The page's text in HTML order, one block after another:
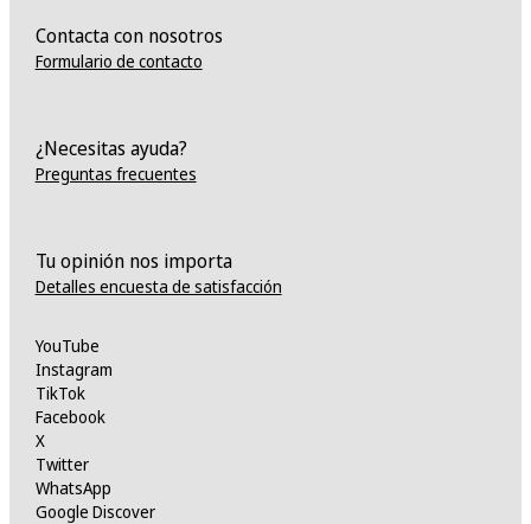
Contacta con nosotros
Formulario de contacto
¿Necesitas ayuda?
Preguntas frecuentes
Tu opinión nos importa
Detalles encuesta de satisfacción
YouTube
Instagram
TikTok
Facebook
X
Twitter
WhatsApp
Google Discover